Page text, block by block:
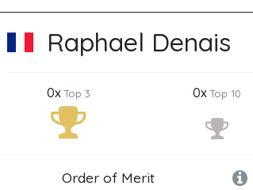
Raphael Denais
0xTop 3 0xTop 10
Order of Merit